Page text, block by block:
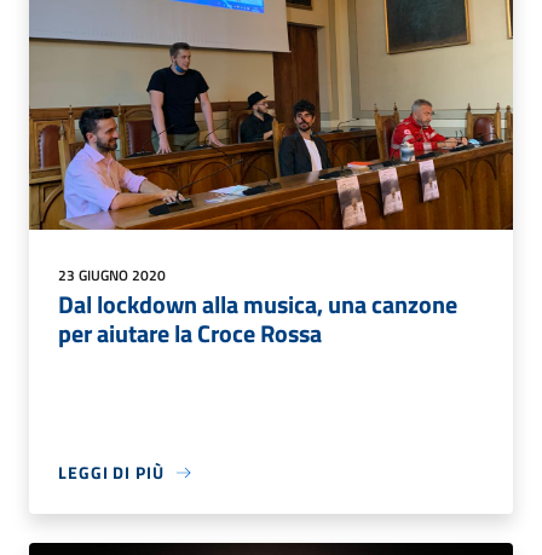
23 GIUGNO 2020
Dal lockdown alla musica, una canzone
per aiutare la Croce Rossa
LEGGI DI PIÙ